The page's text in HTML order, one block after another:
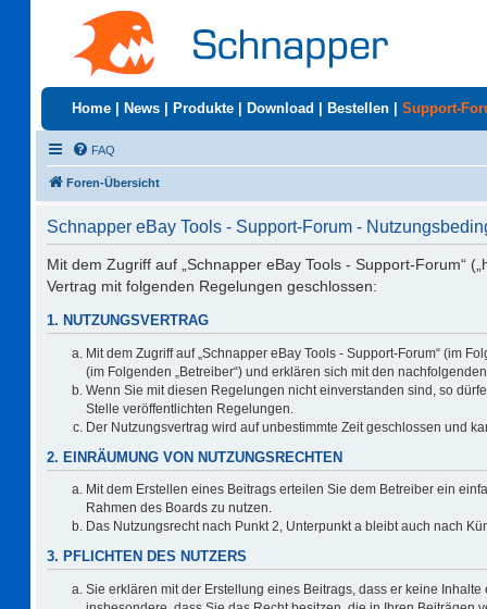
Home News Produkte Download Bestellen Support-
FAQ
Foren-Übersicht
Schnapper eBay Tools - Support-Forum -
Mit dem Zugriff auf „Schnapper eBay Tools - Support-Forum“
Vertrag mit folgenden Regelungen geschlossen:
1. NUTZUNGSVERTRAG
Mit dem Zugriff auf „Schnapper eBay Tools - Support-Forum“ (im
(im Folgenden „Betreiber“) und erklären sich mit den
Wenn Sie mit diesen Regelungen nicht einverstanden sind, so
Stelle veröffentlichten Regelungen.
Der Nutzungsvertrag wird auf unbestimmte Zeit geschlossen und
2. EINRÄUMUNG VON NUTZUNGSRECHTEN
Mit dem Erstellen eines Beitrags erteilen Sie dem Betreiber ein
Rahmen des Boards zu nutzen.
Das Nutzungsrecht nach Punkt 2, Unterpunkt a bleibt auch nach
3. PFLICHTEN DES NUTZERS
Sie erklären mit der Erstellung eines Beitrags, dass er keine